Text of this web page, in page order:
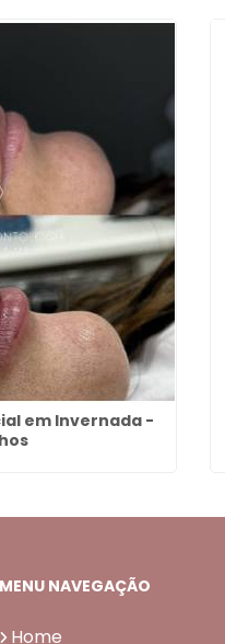
em Invernada -
MENU NAVEGAÇÃO
Home